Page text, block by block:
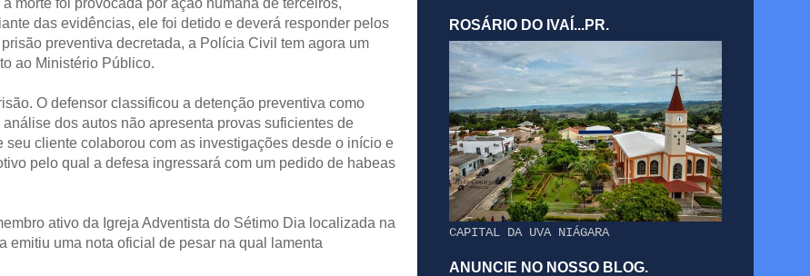
morte foi provocada por ação humana de terceiros,
das evidências, ele foi detido e deverá responder pelos
preventiva decretada, a Polícia Civil tem agora um
ao Ministério Público.
O defensor classificou a detenção preventiva como
dos autos não apresenta provas suficientes de
cliente colaborou com as investigações desde o início e
pelo qual a defesa ingressará com um pedido de habeas
ativo da Igreja Adventista do Sétimo Dia localizada na
emitiu uma nota oficial de pesar na qual lamenta
ROSÁRIO DO IVAÍ...PR.
CAPITAL DA UVA NIÁGARA
ANUNCIE NO NOSSO BLOG.